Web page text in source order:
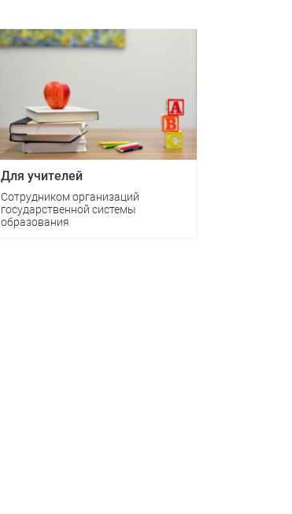
Для учителей
Cотрудником организаций
государственной системы
образования